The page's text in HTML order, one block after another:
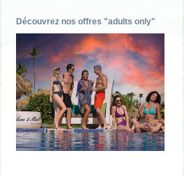
Découvrez nos offres "adults only"